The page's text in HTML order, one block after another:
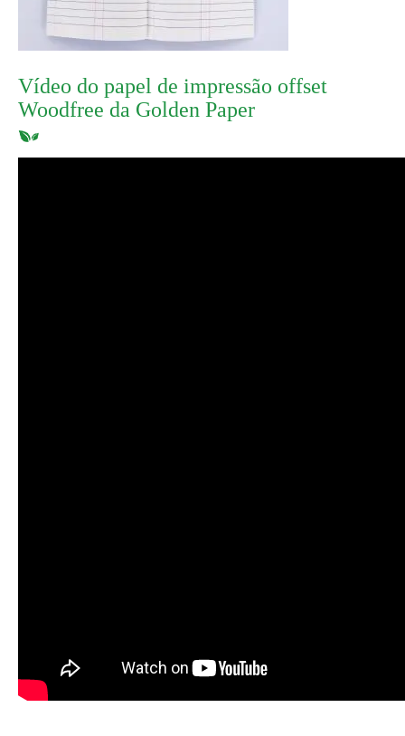
Vídeo do papel de impressão offset
Woodfree da Golden Paper